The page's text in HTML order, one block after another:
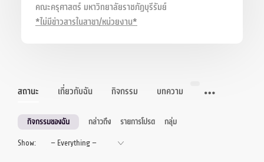
คณะครุศาสตร์ มหาวิทยาลัยราชภัฏบุรีรัมย์
*ไม่มีข่าวสารในสาขา/หน่วยงาน*
สถานะ เกี่ยวกับฉัน กิจกรรม บทความ
กิจกรรมของฉัน กล่าวถึง รายการโปรด
กลุ่ม
Show: